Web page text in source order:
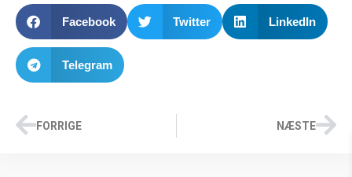
Facebook Twitter LinkedIn
Telegram
FORRIGE NÆSTE